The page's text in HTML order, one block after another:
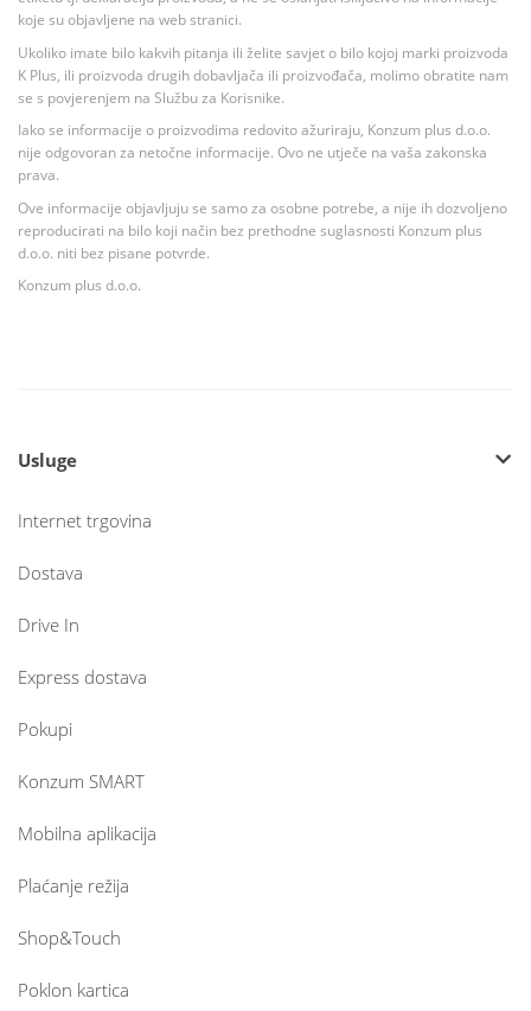
koje su objavljene na web stranici.
Ukoliko imate bilo kakvih pitanja ili želite savjet o bilo kojoj marki proizvoda
K Plus, ili proizvoda drugih dobavljača ili proizvođača, molimo obratite nam
se s povjerenjem na Službu za Korisnike.
Iako se informacije o proizvodima redovito ažuriraju, Konzum plus d.o.o.
nije odgovoran za netočne informacije. Ovo ne utječe na vaša zakonska
prava.
Ove informacije objavljuju se samo za osobne potrebe, a nije ih dozvoljeno
reproducirati na bilo koji način bez prethodne suglasnosti Konzum plus
d.o.o. niti bez pisane potvrde.
Konzum plus d.o.o.
Usluge
Internet trgovina
Dostava
Drive In
Express dostava
Pokupi
Konzum SMART
Mobilna aplikacija
Plaćanje režija
Shop&Touch
Poklon kartica